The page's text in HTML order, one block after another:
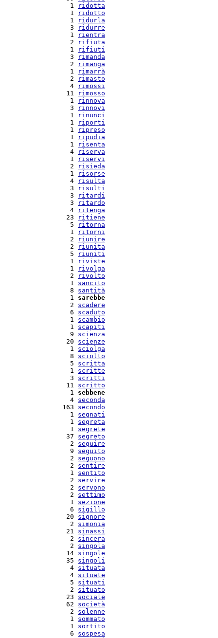
   1
ridotta
   1
ridotto
   1
ridurla
   3
ridurre
   1
rientra
   2
rifiuta
   1
rifiuti
   3
rimanda
   2
rimanga
   1
rimarrà
   2
rimasto
   4
rimossi
  11
rimosso
   1
rinnova
   3
rinnovi
   1
rinunci
   1
riporti
   1
ripreso
   1
ripudia
   1
risenta
   4
riserva
   1
riservi
   2
risieda
   1
risorse
   4
risulta
   3
risulti
   3
ritardi
   3
ritardo
   4
ritenga
  23
ritiene
   5
ritorna
   1
ritorni
   2
riunire
   2
riunita
   5
riuniti
   1
riviste
   1
rivolga
   2
rivolto
   1
sancito
   8
santità
   1
sarebbe
   2
scadere
   6
scaduto
   1
scambio
   1
scapiti
   9
scienza
  20
scienze
   1
sciolga
   8
sciolto
   5
scritta
   1
scritte
   3
scritti
  11
scritto
   1
sebbene
   4
seconda
163 secondo
   1
segnati
   1
segreta
   1
segrete
  37
segreto
   2
seguire
   9
seguito
   2
seguono
   2
sentire
   1
sentito
   2
servire
   2
servono
   2
settimo
   1
sezione
   6
sigillo
  20
signore
   2
simonia
  21
sinassi
   2
sincera
   2
singola
  14
singole
  35
singoli
   4
situata
   4
situate
   5
situati
   2
situato
  23
sociale
  62
società
   2
solenne
   1
sommato
   1
sortito
   6
sospesa